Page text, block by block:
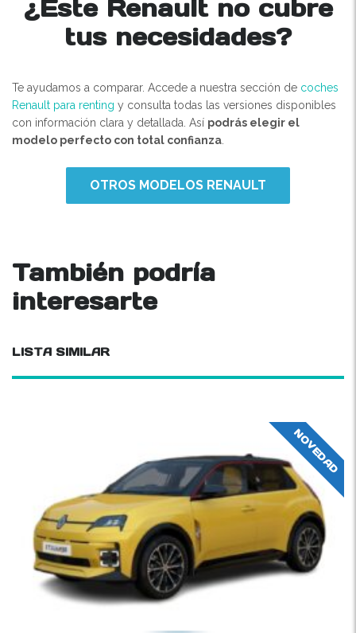
¿Este Renault no cubre
tus necesidades?
Te ayudamos a comparar. Accede a nuestra sección de coches
Renault para renting y consulta todas las versiones disponibles
con información clara y detallada. Así podrás elegir el
modelo perfecto con total confianza
OTROS MODELOS RENAULT
También podría
interesarte
LISTA SIMILAR
NOVEDAD